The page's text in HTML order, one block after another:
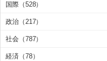
国際（528）
政治（217）
社会（787）
経済（78）